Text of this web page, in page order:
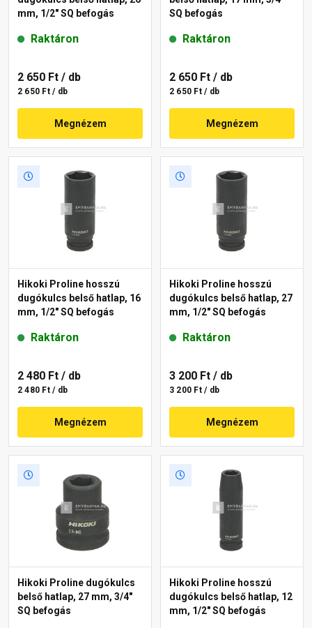
mm, 1/2" SQ befogás
Raktáron
2 650 Ft / db
2 650 Ft / db
Megnézem
SQ befogás
Raktáron
2 650 Ft / db
2 650 Ft / db
Megnézem
Hikoki Proline hosszú
dugókulcs belső hatlap, 16
mm, 1/2" SQ befogás
Raktáron
2 480 Ft / db
2 480 Ft / db
Megnézem
Hikoki Proline hosszú
dugókulcs belső hatlap, 27
mm, 1/2" SQ befogás
Raktáron
3 200 Ft / db
3 200 Ft / db
Megnézem
Hikoki Proline dugókulcs
belső hatlap, 27 mm, 3/4"
SQ befogás
Hikoki Proline hosszú
dugókulcs belső hatlap, 12
mm, 1/2" SQ befogás